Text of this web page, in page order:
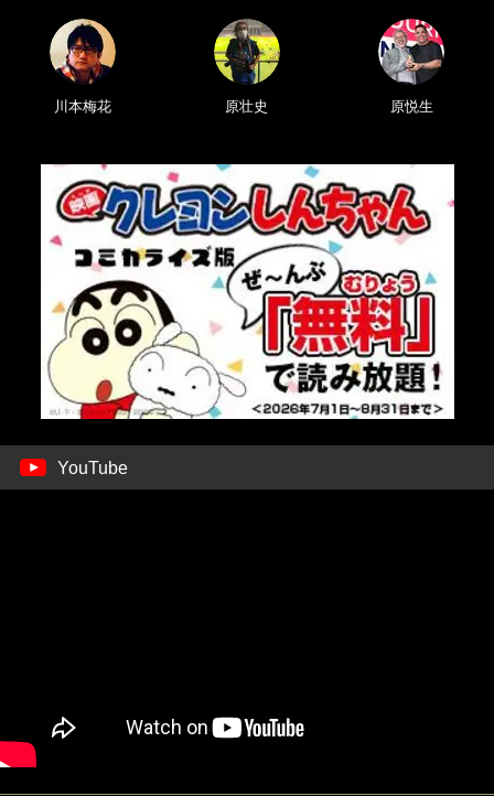
川本梅花 原壮史 原悦生
YouTube